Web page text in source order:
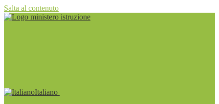
Salta al contenuto
Italiano